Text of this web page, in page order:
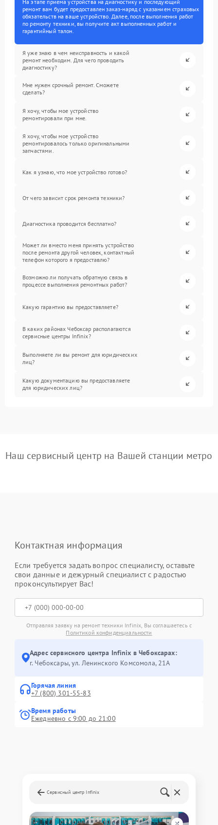
На этапе приема устройства на диагностику и последующий
ремонт вам будет предоставлен заказ-наряд с указанием страховых
обязательств на ваше устройство. Далее, после выполнения работ
по ремонту техники, вы получите акт выполненных работ и
гарантийный талон.
Я уже знаю в чем неисправность и какой
ремонт необходим. Для чего проводить
диагностику?
Мне нужен срочный ремонт. Сможете
сделать?
Я хочу, чтобы мое устройство
ремонтировали при мне.
Я хочу, чтобы мое устройство
ремонтировалось только оригинальными
запчастями.
Как я узнаю, что мое устройство готово?
От чего зависит срок ремонта техники?
Диагностика проводится бесплатно?
Может ли вместо меня принять устройство
после ремонта другой человек, контактный
телефон которого я предоставлю?
Возможно ли получать обратную связь в
процессе выполнения ремонтных работ?
Какую гарантию вы предоставляете?
В каких районах Чебоксар располагаются
сервисные центры Infinix?
Выполняете ли вы ремонт для юридических
лиц?
Какую документацию вы предоставляете
для юридических лиц?
Наш сервисный центр на Вашей станции метро
Контактная информация
Если требуется задать вопрос специалисту, оставьте
свои данные и дежурный специалист с радостью
проконсультирует Вас!
Отправляя заявку на ремонт техники Infinix, Вы соглашаетесь с
Политикой конфиденциальности
Адрес сервисного центра Infinix в Чебоксарах:
г. Чебоксары, ул. Ленинского Комсомола, 21А
Горячая линия
+7 (800) 301-55-83
Время работы
Ежедневно с 9:00 до 21:00
Сервисный центр Infinix